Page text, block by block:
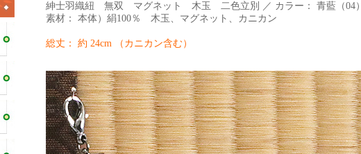
紳士羽織紐 無双 マグネット 木玉 二色立別 ／ カラー： 青藍（04）
素材： 本体）絹100％ 木玉、マグネット、カニカン
総丈： 約 24cm （カニカン含む）